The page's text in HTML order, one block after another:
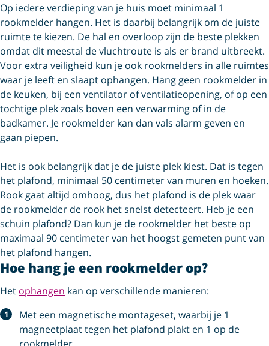
Op iedere verdieping van je huis moet minimaal 1
rookmelder hangen. Het is daarbij belangrijk om de juiste
ruimte te kiezen. De hal en overloop zijn de beste plekken
omdat dit meestal de vluchtroute is als er brand uitbreekt.
Voor extra veiligheid kun je ook rookmelders in alle ruimtes
waar je leeft en slaapt ophangen. Hang geen rookmelder in
de keuken, bij een ventilator of ventilatieopening, of op een
tochtige plek zoals boven een verwarming of in de
badkamer. Je rookmelder kan dan vals alarm geven en
gaan piepen.
Het is ook belangrijk dat je de juiste plek kiest. Dat is tegen
het plafond, minimaal 50 centimeter van muren en hoeken.
Rook gaat altijd omhoog, dus het plafond is de plek waar
de rookmelder de rook het snelst detecteert. Heb je een
schuin plafond? Dan kun je de rookmelder het beste op
maximaal 90 centimeter van het hoogst gemeten punt van
het plafond hangen.
Hoe hang je een rookmelder op?
Het ophangen kan op verschillende manieren:
Met een magnetische montageset, waarbij je 1
magneetplaat tegen het plafond plakt en 1 op de